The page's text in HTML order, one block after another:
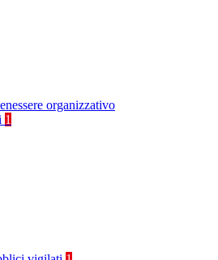
organizzativo
1